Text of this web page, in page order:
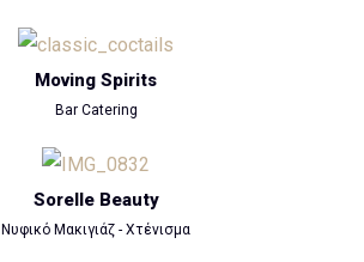
Moving Spirits
Bar Catering
Sorelle Beauty
Νυφικό Μακιγιάζ - Χτένισμα